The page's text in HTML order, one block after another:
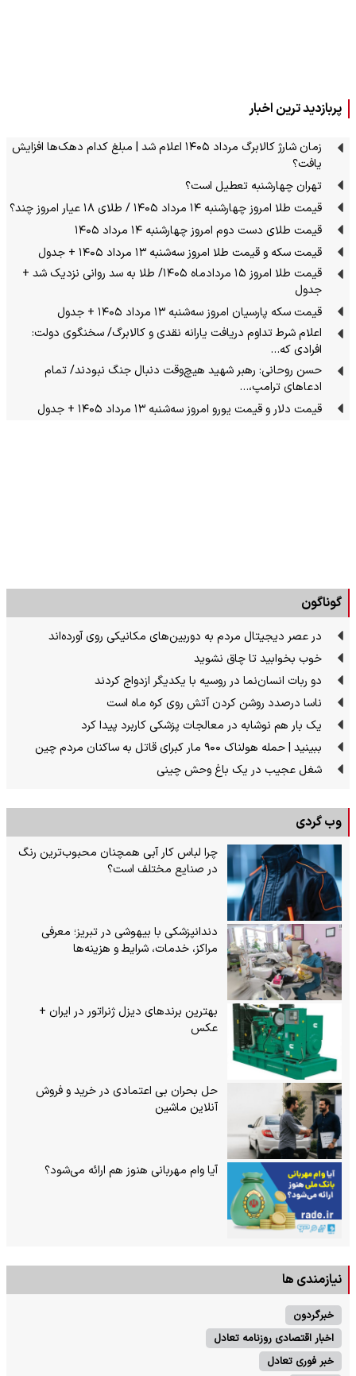
پربازدید ترین اخبار
زمان شارژ کالابرگ مرداد ۱۴۰۵ اعلام شد | مبلغ کدام دهک‌ها افزایش
یافت؟
تهران چهارشنبه تعطیل است؟
قیمت طلا امروز چهارشنبه ۱۴ مرداد ۱۴۰۵ / طلای ۱۸ عیار امروز چند؟
قیمت طلای دست دوم امروز چهارشنبه ۱۴ مرداد ۱۴۰۵
قیمت سکه و قیمت طلا امروز سه‌شنبه ۱۳ مرداد ۱۴۰۵ + جدول
قیمت طلا امروز ۱۵ مردادماه ۱۴۰۵/ طلا به سد روانی نزدیک شد +
جدول
قیمت سکه پارسیان امروز سه‌شنبه ۱۳ مرداد ۱۴۰۵ + جدول
اعلام شرط تداوم دریافت یارانه نقدی و کالابرگ/ سخنگوی دولت:
افرادی که…
حسن روحانی: رهبر شهید هیچ‌وقت دنبال جنگ نبودند/ تمام
ادعاهای ترامپ،…
قیمت دلار و قیمت یورو امروز سه‌شنبه ۱۳ مرداد ۱۴۰۵ + جدول
گوناگون
در عصر دیجیتال مردم به دوربین‌های مکانیکی روی آورده‌اند
خوب بخوابید تا چاق نشوید
دو ربات انسان‌نما در روسیه با یکدیگر ازدواج کردند
ناسا درصدد روشن کردن آتش روی کره ماه است
یک بار هم نوشابه در معالجات پزشکی کاربرد پیدا کرد
ببینید | حمله هولناک ۹۰۰ مار کبرای قاتل به ساکنان مردم چین
شغل عجیب در یک باغ وحش چینی
وب گردی
چرا لباس کار آبی همچنان محبوب‌ترین رنگ
در صنایع مختلف است؟
دندانپزشکی با بیهوشی در تبریز؛ معرفی
مراکز، خدمات، شرایط و هزینه‌ها
بهترین برندهای دیزل ژنراتور در ایران +
عکس
حل بحران بی‌ اعتمادی در خرید و فروش
آنلاین ماشین
آیا وام مهربانی هنوز هم ارائه می‌شود؟
نیازمندی ها
خبرگردون
اخبار اقتصادی روزنامه تعادل
خبر فوری تعادل